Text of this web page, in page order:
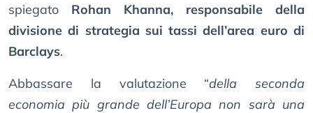
spiegato Rohan Khanna, responsabile della
divisione di strategia sui tassi dell’area euro di
Barclays.
Abbassare la valutazione “della seconda
economia più grande dell’Europa non sarà una